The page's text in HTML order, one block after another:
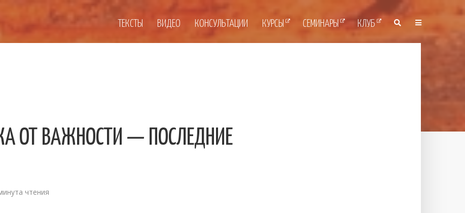
ТЕКСТЫ ВИДЕО КОНСУЛЬТАЦИИ КУРСЫ СЕМИНАРЫ КЛУБ
ОТ ВАЖНОСТИ — ПОСЛЕДНИЕ
чтения